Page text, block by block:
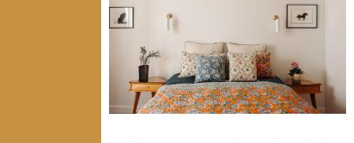
Livraison & retour
CGV
Devenir revendeur
Notre communauté